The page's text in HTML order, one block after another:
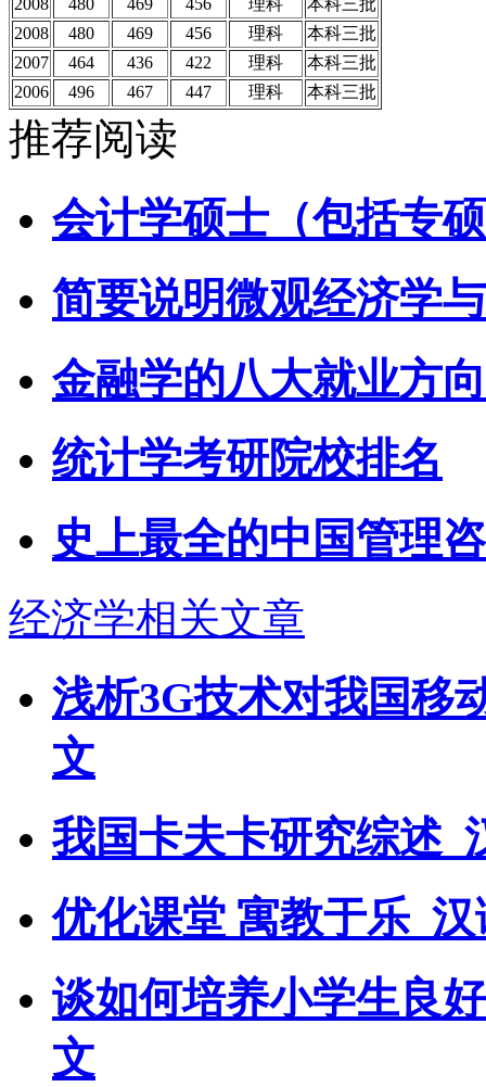
2008 480 469 456 理科
本科三批
2008
480 469 456 理科
本科三批
2007
464 436 422 理科
本科三批
2006
496 467 447 理科 本科三批
推荐阅读
会计学硕士（包括专
简要说明微观经济学
金融学的八大就业方
统计学考研院校排名
史上最全的中国管理
经济学相关文章
浅析3G技术对我国移
文
我国卡夫卡研究综述_
优化课堂 寓教于乐_
谈如何培养小学生良
文